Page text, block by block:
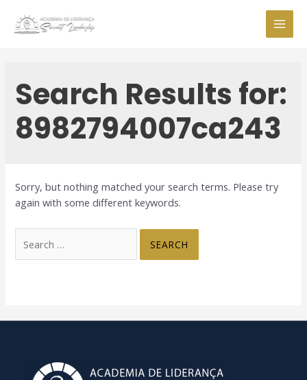
content
Search Results for:
8982794007ca243
Sorry, but nothing matched your search terms. Please try
again with some different keywords.
for: